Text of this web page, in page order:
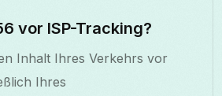
vor ISP-Tracking?
Inhalt Ihres Verkehrs vor
Ihres